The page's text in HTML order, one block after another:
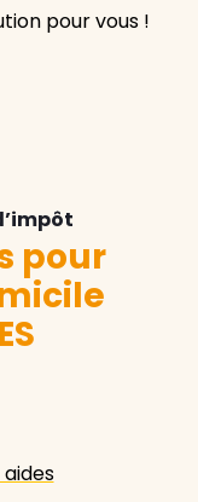
pour vous !
pour